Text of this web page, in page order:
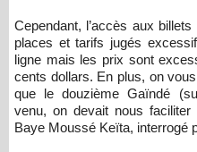
Cependant, l’accès aux
places et tarifs jugés
ligne mais les prix sont
cents dollars. En plus, on
que le douzième Gaïndé
venu, on devait nous
Baye Moussé Keïta, interrogé